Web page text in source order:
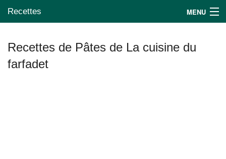
Recettes MENU
Mes blogs préférés
Recettes de Pâtes de La cuisine du
farfadet